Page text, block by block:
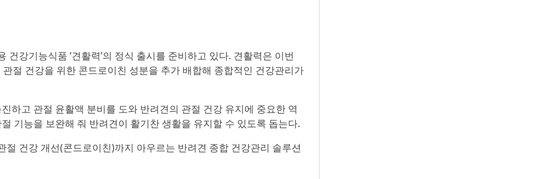
강기능식품 ‘견활력’의 정식 출시를 준비하고 있다. 견활력은 이번
절 건강을 위한 콘드로이친 성분을 추가 배합해 종합적인 건강관리가
하고 관절 윤활액 분비를 도와 반려견의 관절 건강 유지에 중요한 역
기능을 보완해 줘 반려견이 활기찬 생활을 유지할 수 있도록 돕는다.
절 건강 개선(콘드로이친)까지 아우르는 반려견 종합 건강관리 솔루션